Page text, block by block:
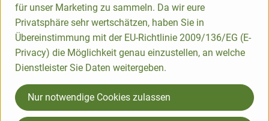
Weißwurst
Diese feinen Würstchen im Naturdarm schmecken natürlich
besonders gut zu Sauerkraut, zu Laugenbrezeln oder Brot.
Weißwurst
für unser Marketing zu sammeln. Da wir eure
Privatsphäre sehr wertschätzen, haben Sie in
Übereinstimmung mit der EU-Richtlinie 2009/136/EG (E-
Privacy) die Möglichkeit genau einzustellen, an welche
Dienstleister Sie Daten weitergeben.
Nur notwendige Cookies zulassen